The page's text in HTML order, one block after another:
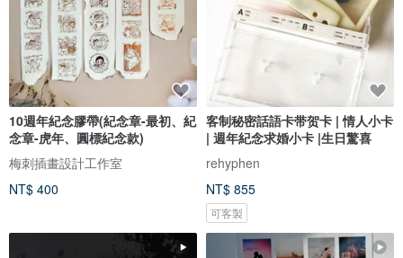
10週年紀念膠帶(紀念章-最初、紀
念章-虎年、圓標紀念款)
梅刺插畫設計工作室
NT$ 400
客制秘密話語卡带贺卡 | 情人小卡
| 週年紀念求婚小卡 |生日驚喜
rehyphen
NT$ 855
可客製